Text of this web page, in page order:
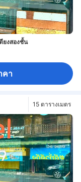
ยงสองชั้น
คา
15 ตารางเมตร